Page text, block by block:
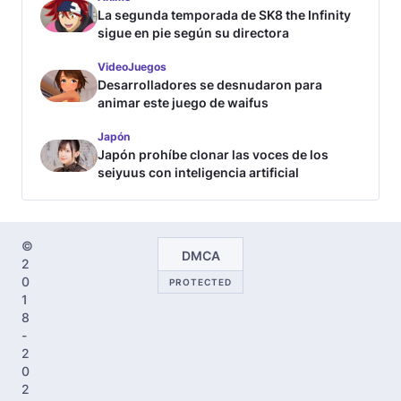
La segunda temporada de SK8 the Infinity
sigue en pie según su directora
VideoJuegos
Desarrolladores se desnudaron para
animar este juego de waifus
Japón
Japón prohíbe clonar las voces de los
seiyuus con inteligencia artificial
©
2
0
1
8
-
2
0
2
DMCA
PROTECTED